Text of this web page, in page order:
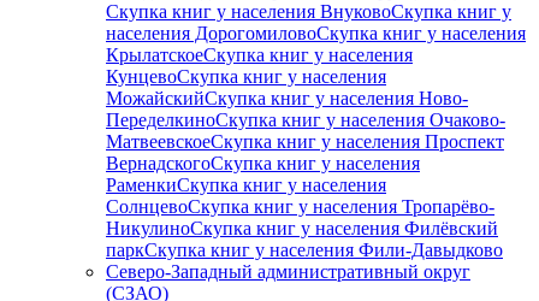
Скупка книг у населения ВнуковоСкупка книг у
населения ДорогомиловоСкупка книг у населения
КрылатскоеСкупка книг у населения
КунцевоСкупка книг у населения
МожайскийСкупка книг у населения Ново-
ПеределкиноСкупка книг у населения Очаково-
МатвеевскоеСкупка книг у населения Проспект
ВернадскогоСкупка книг у населения
РаменкиСкупка книг у населения
СолнцевоСкупка книг у населения Тропарёво-
НикулиноСкупка книг у населения Филёвский
паркСкупка книг у населения Фили-Давыдково
Северо-Западный административный округ
(СЗАО)